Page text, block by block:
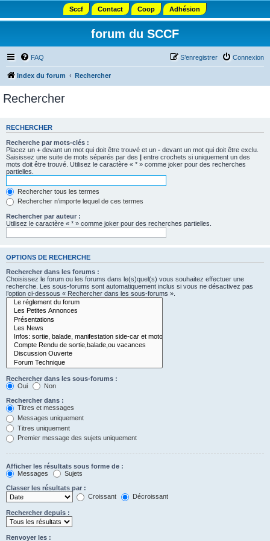
Sccf Contact Coop Adhésion
forum du SCCF
FAQ Connexion
S’enregistrer
Index du forum Rechercher
Rechercher
RECHERCHER
Recherche par mots-clés :
Placez un + devant un mot qui doit être trouvé et un - devant un mot qui doit être exclu.
Saisissez une suite de mots séparés par des | entre crochets si uniquement un des
mots doit être trouvé. Utilisez le caractère « * » comme joker pour des recherches
partielles.
Rechercher tous les termes
Rechercher n’importe lequel de ces termes
Rechercher par auteur :
Utilisez le caractère « * » comme joker pour des recherches partielles.
OPTIONS DE RECHERCHE
Rechercher dans les forums :
Choisissez le forum ou les forums dans le(s)quel(s) vous souhaitez effectuer une
recherche. Les sous-forums sont automatiquement inclus si vous ne désactivez pas
l’option ci-dessous « Rechercher dans les sous-forums ».
Rechercher dans les sous-forums :
Oui
Non
Rechercher dans :
Titres et messages
Messages uniquement
Titres uniquement
Premier message des sujets uniquement
Afficher les résultats sous forme de :
Messages
Sujets
Classer les résultats par :
Croissant
Décroissant
Rechercher depuis :
Renvoyer les :